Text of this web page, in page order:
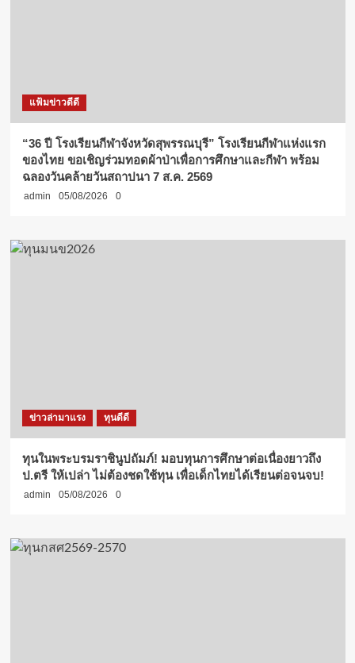
แฟ้มข่าวดีดี
“36 ปี โรงเรียนกีฬาจังหวัดสุพรรณบุรี” โรงเรียนกีฬาแห่งแรก
ของไทย ขอเชิญร่วมทอดผ้าป่าเพื่อการศึกษาและกีฬา พร้อม
ฉลองวันคล้ายวันสถาปนา 7 ส.ค. 2569
admin 05/08/2026 0
ข่าวล่ามาแรง ทุนดีดี
ทุนในพระบรมราชินูปถัมภ์! มอบทุนการศึกษาต่อเนื่องยาวถึง
ป.ตรี ให้เปล่า ไม่ต้องชดใช้ทุน เพื่อเด็กไทยได้เรียนต่อจนจบ!
admin 05/08/2026 0